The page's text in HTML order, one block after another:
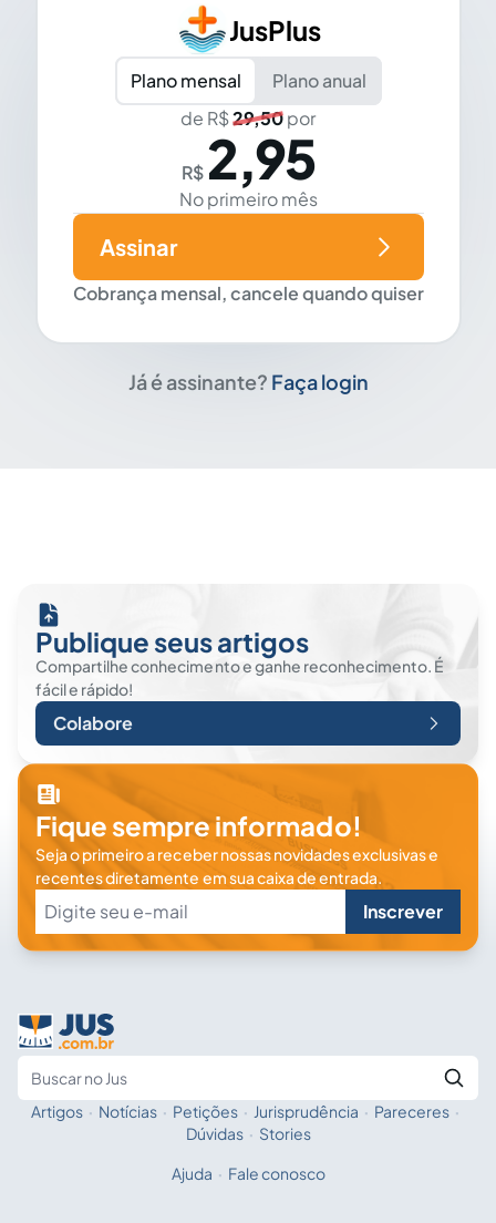
JusPlus
Plano mensal
Plano anual
de R$29,50por
R$ 2,95
No primeiro mês
Cobrança mensal, cancele quando quiser
Assinar
Já é assinante? Faça login
Publique seus artigos
Compartilhe conhecimento e ganhe reconhecimento. É
fácil e rápido!
Colabore
Fique sempre informado!
Seja o primeiro a receber nossas novidades exclusivas e
recentes diretamente em sua caixa de entrada.
Inscrever
Fale com a IA
Artigos · Notícias · Petições · Jurisprudência · Pareceres ·
Dúvidas · Stories
Ajuda · Fale conosco